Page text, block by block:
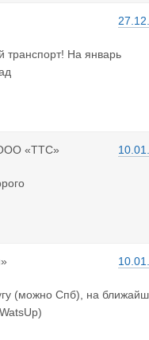
транспорт! На январь
«ТТС»
(можно Спб), на